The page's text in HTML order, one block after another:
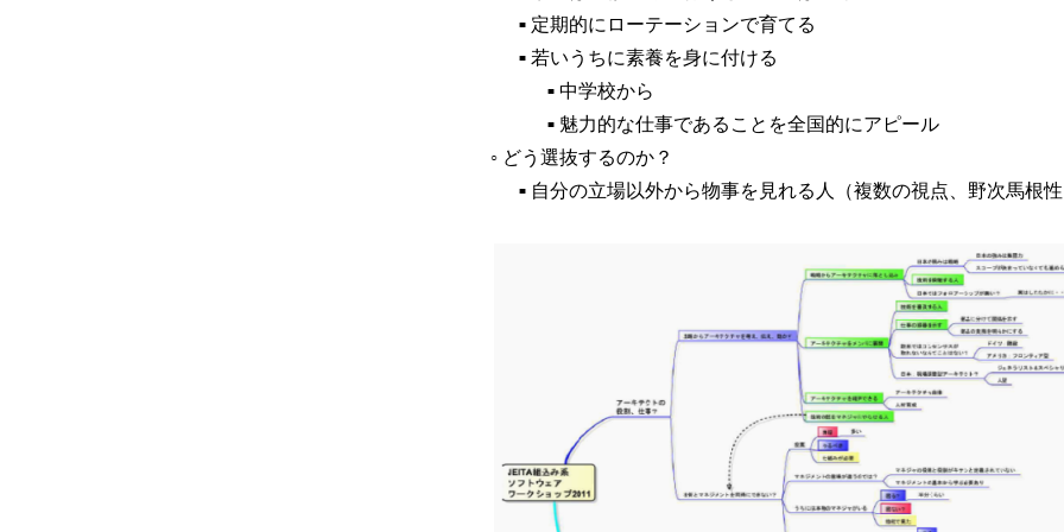
■ 定期的にローテーションで育てる
■ 若いうちに素養を身に付ける
■ 中学校から
■ 魅力的な仕事であることを全国的にアピール
○ どう選抜するのか？
■ 自分の立場以外から物事を見れる人（複数の視点、野次馬根